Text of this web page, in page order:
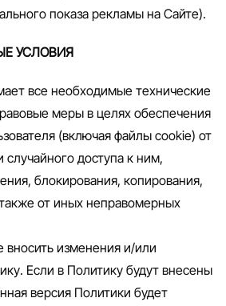
показа рекламы на Сайте).
УСЛОВИЯ
все необходимые технические
меры в целях обеспечения
(включая файлы cookie) от
доступа к ним,
блокирования, копирования,
от иных неправомерных
вносить изменения и/или
Если в Политику будут внесены
версия Политики будет